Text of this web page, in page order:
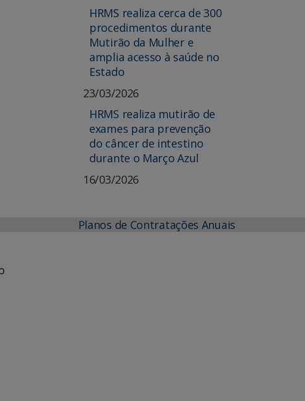
HRMS realiza cerca de 300
procedimentos durante
Mutirão da Mulher e
amplia acesso à saúde no
Estado
23/03/2026
HRMS realiza mutirão de
exames para prevenção
do câncer de intestino
durante o Março Azul
16/03/2026
Planos de Contratações Anuais